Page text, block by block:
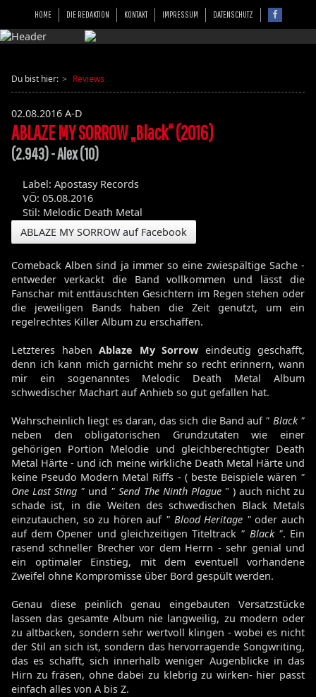
HOME DIE REDAKTION KONTAKT IMPRESSUM DATENSCHUTZ
Du bist hier: Reviews
02.08.2016 A-D
ABLAZE MY SORROW „Black“ (2016)
(2.943) - Alex (10)
Label: Apostasy Records
VÖ: 05.08.2016
Stil: Melodic Death Metal
ABLAZE MY SORROW auf Facebook
Comeback Alben sind ja immer so eine zwiespältige Sache -
entweder verkackt die Band vollkommen und lässt die
Fanschar mit enttäuschten Gesichtern im Regen stehen oder
die jeweiligen Bands haben die Zeit genutzt, um ein
regelrechtes Killer Album zu erschaffen.
Letzteres haben Ablaze My Sorrow eindeutig geschafft,
denn ich kann mich garnicht mehr so recht erinnern, wann
mir ein sogenanntes Melodic Death Metal Album
schwedischer Machart auf Anhieb so gut gefallen hat.
Wahrscheinlich liegt es daran, das sich die Band auf " Black "
neben den obligatorischen Grundzutaten wie einer
gehörigen Portion Melodie und gleichberechtigter Death
Metal Härte - und ich meine wirkliche Death Metal Härte und
keine Pseudo Modern Metal Riffs - ( beste Beispiele wären "
One Last Sting " und " Send The Ninth Plague " ) auch nicht zu
schade ist, in die Weiten des schwedischen Black Metals
einzutauchen, so zu hören auf " Blood Heritage "oder auch
auf dem Opener und gleichzeitigen Titeltrack " Black ". Ein
rasend schneller Brecher vor dem Herrn - sehr genial und
ein optimaler Einstieg, mit dem eventuell vorhandene
Zweifel ohne Kompromisse über Bord gespült werden.
Genau diese peinlich genau eingebauten Versatzstücke
lassen das gesamte Album nie langweilig, zu modern oder
zu altbacken, sondern sehr wertvoll klingen - wobei es nicht
der Stil an sich ist, sondern das hervorragende Songwriting,
das es schafft, sich innerhalb weniger Augenblicke in das
Hirn zu fräsen, ohne dabei zu klebrig zu wirken- hier passt
einfach alles von A bis Z.